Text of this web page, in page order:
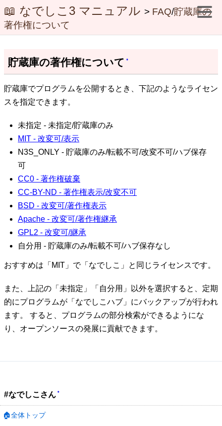
📖 なでしこ3 マニュアル > FAQ/貯蔵庫の
著作権について
貯蔵庫の著作権について *
貯蔵庫でプログラムを公開するとき、下記のようなライセン
スを指定できます。
未指定 - 未指定/貯蔵庫のみ
MIT - 改変可/表示
N3S_ONLY - 貯蔵庫のみ/転載不可/改変不可/ハブ保存
可
CC0 - 著作権破棄
CC-BY-ND - 著作権表示/改変不可
BSD - 改変可/著作権表示
Apache - 改変可/著作権継承
GPL2 - 改変可/継承
自分用 - 貯蔵庫のみ/転載不可/ハブ保存なし
おすすめは「MIT」で「なでしこ」と同じライセンスです。
また、上記の「未指定」「自分用」以外を選択すると、定期
的にプログラムが「なでしこハブ」にバックアップが行われ
ます。 すると、プログラムの部分検索ができるようにな
り、オープンソースの発展に貢献できます。
#なでしこさん *
🏠全体トップ